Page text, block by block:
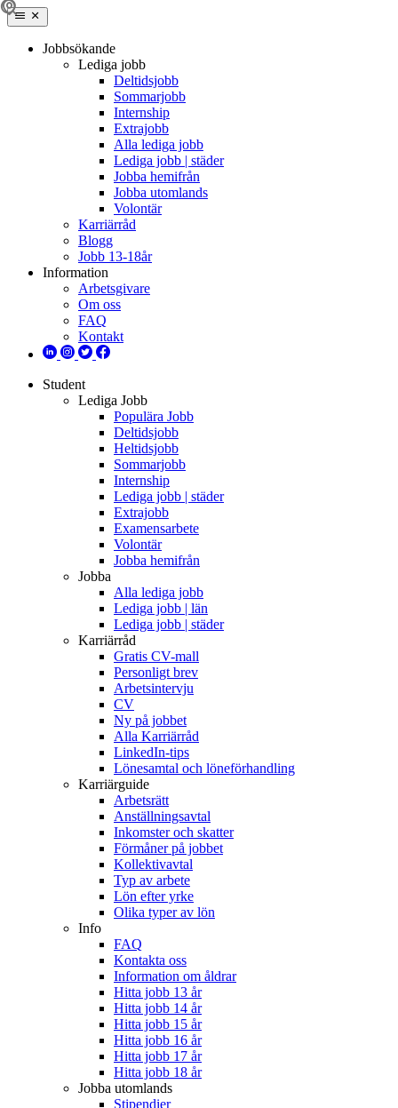
Jobbsökande
Lediga jobb
Deltidsjobb
Sommarjobb
Internship
Extrajobb
Alla lediga jobb
Lediga jobb | städer
Jobba hemifrån
Jobba utomlands
Volontär
Karriärråd
Blogg
Jobb 13-18år
Information
Arbetsgivare
Om oss
FAQ
Kontakt
Student
Lediga Jobb
Populära Jobb
Deltidsjobb
Heltidsjobb
Sommarjobb
Internship
Lediga jobb | städer
Extrajobb
Examensarbete
Volontär
Jobba hemifrån
Jobba
Alla lediga jobb
Lediga jobb | län
Lediga jobb | städer
Karriärråd
Gratis CV-mall
Personligt brev
Arbetsintervju
CV
Ny på jobbet
Alla Karriärråd
LinkedIn-tips
Lönesamtal och löneförhandling
Karriärguide
Arbetsrätt
Anställningsavtal
Inkomster och skatter
Förmåner på jobbet
Kollektivavtal
Typ av arbete
Lön efter yrke
Olika typer av lön
Info
FAQ
Kontakta oss
Information om åldrar
Hitta jobb 13 år
Hitta jobb 14 år
Hitta jobb 15 år
Hitta jobb 16 år
Hitta jobb 17 år
Hitta jobb 18 år
Jobba utomlands
Stipendier